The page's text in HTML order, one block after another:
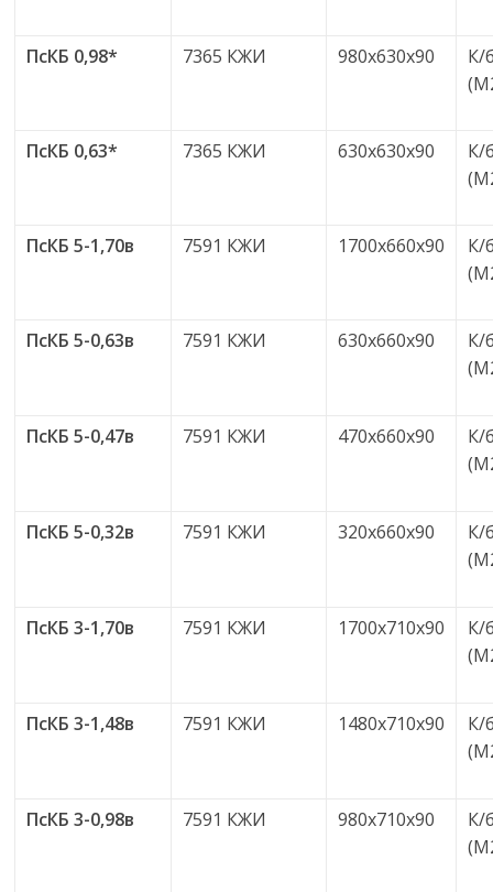
ПсКБ 0,98* 7365 КЖИ 980х630х90
К/
ПсКБ 0,63* 7365 КЖИ 630х630х90
К/
ПсКБ 5-1,70в 7591 КЖИ 1700х660х90
К/
ПсКБ 5-0,63в 7591 КЖИ 630х660х90
К/
ПсКБ 5-0,47в 7591 КЖИ 470х660х90
К/
ПсКБ 5-0,32в 7591 КЖИ 320х660х90
К/
ПсКБ 3-1,70в 7591 КЖИ 1700х710х90
К/
ПсКБ 3-1,48в 7591 КЖИ 1480х710х90
К/
ПсКБ 3-0,98в 7591 КЖИ 980х710х90
К/